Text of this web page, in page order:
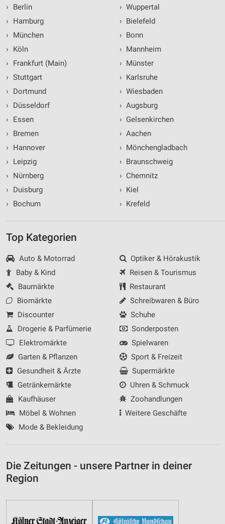
›
Berlin
›
Hamburg
›
München
›
Köln
›
Frankfurt (Main)
› Stuttgart
›
Dortmund
›
Düsseldorf
›
Essen
›
Bremen
›
Hannover
›
Leipzig
›
Nürnberg
›
Duisburg
›
Bochum
› Wuppertal
› Bielefeld
› Bonn
› Mannheim
› Münster
› Karlsruhe
› Wiesbaden
› Augsburg
› Gelsenkirchen
› Aachen
› Mönchengladbach
› Braunschweig
› Chemnitz
› Kiel
› Krefeld
Top Kategorien
Auto & Motorrad
Baby & Kind
Baumärkte
Biomärkte
Discounter
Drogerie & Parfümerie
Elektromärkte
Garten & Pflanzen
Gesundheit & Ärzte
Getränkemärkte
Kaufhäuser
Möbel & Wohnen
Mode & Bekleidung
Optiker & Hörakustik
Reisen & Tourismus
Restaurant
Schreibwaren & Büro
Schuhe
Sonderposten
Spielwaren
Sport & Freizeit
Supermärkte
Uhren & Schmuck
Zoohandlungen
Weitere Geschäfte
Die Zeitungen - unsere Partner in deiner
Region